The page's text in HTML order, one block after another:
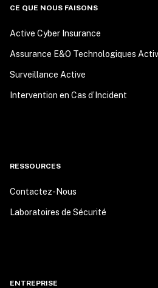
CE QUE NOUS FAISONS
Active Cyber Insurance
Assurance E&O Technologiques
Surveillance Active
Intervention en Cas d’Incident
RESSOURCES
Contactez-Nous
Laboratoires de Sécurité
ENTREPRISE